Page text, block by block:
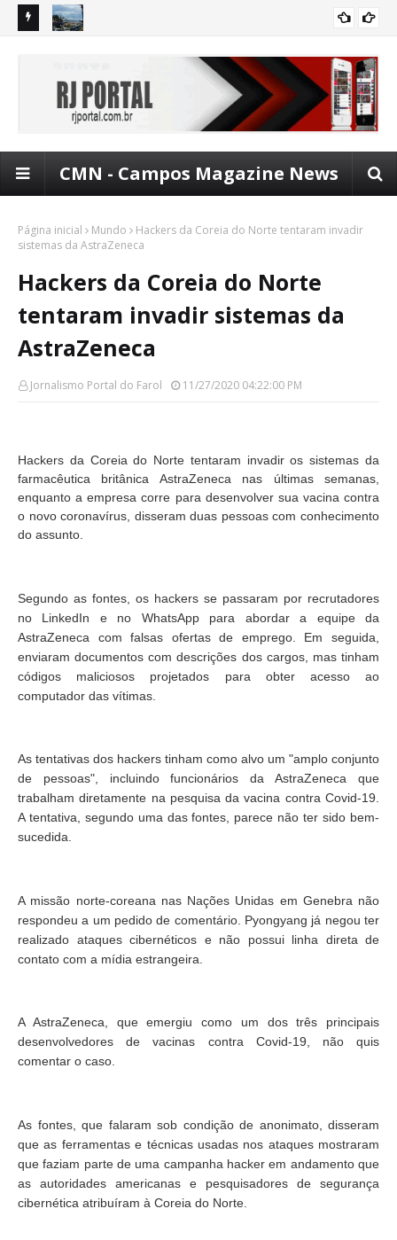
CMN - Campos Magazine News
Página inicial Mundo
Hackers da Coreia do Norte tentaram invadir
sistemas da AstraZeneca
Hackers da Coreia do Norte
tentaram invadir sistemas da
AstraZeneca
Jornalismo Portal do Farol 11/27/2020 04:22:00 PM
Hackers da Coreia do Norte tentaram invadir os sistemas da
farmacêutica britânica AstraZeneca nas últimas semanas,
enquanto a empresa corre para desenvolver sua vacina contra
o novo coronavírus, disseram duas pessoas com conhecimento
do assunto.
Segundo as fontes, os hackers se passaram por recrutadores
no LinkedIn e no WhatsApp para abordar a equipe da
AstraZeneca com falsas ofertas de emprego. Em seguida,
enviaram documentos com descrições dos cargos, mas tinham
códigos maliciosos projetados para obter acesso ao
computador das vítimas.
As tentativas dos hackers tinham como alvo um "amplo conjunto
de pessoas", incluindo funcionários da AstraZeneca que
trabalham diretamente na pesquisa da vacina contra Covid-19.
A tentativa, segundo uma das fontes, parece não ter sido bem-
sucedida.
A missão norte-coreana nas Nações Unidas em Genebra não
respondeu a um pedido de comentário. Pyongyang já negou ter
realizado ataques cibernéticos e não possui linha direta de
contato com a mídia estrangeira.
A AstraZeneca, que emergiu como um dos três principais
desenvolvedores de vacinas contra Covid-19, não quis
comentar o caso.
As fontes, que falaram sob condição de anonimato, disseram
que as ferramentas e técnicas usadas nos ataques mostraram
que faziam parte de uma campanha hacker em andamento que
as autoridades americanas e pesquisadores de segurança
cibernética atribuíram à Coreia do Norte.